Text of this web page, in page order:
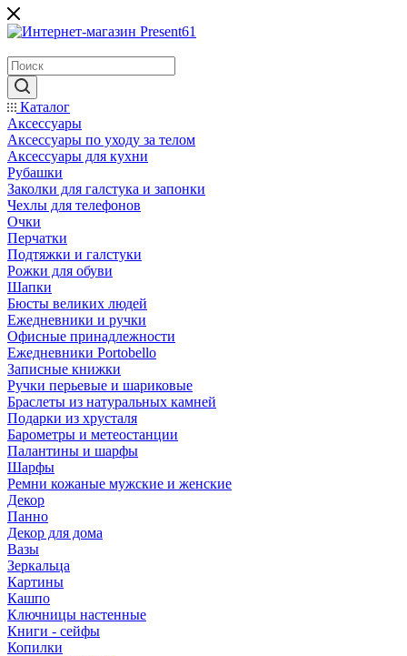
Каталог
Аксессуары
Аксессуары по уходу за телом
Аксессуары для кухни
Рубашки
Заколки для галстука и запонки
Чехлы для телефонов
Очки
Перчатки
Подтяжки и галстуки
Рожки для обуви
Шапки
Бюсты великих людей
Ежедневники и ручки
Офисные принадлежности
Ежедневники Portobello
Записные книжки
Ручки перьевые и шариковые
Браслеты из натуральных камней
Подарки из хрусталя
Барометры и метеостанции
Палантины и шарфы
Шарфы
Ремни кожаные мужские и женские
Декор
Панно
Декор для дома
Вазы
Зеркальца
Картины
Кашпо
Ключницы настенные
Книги - сейфы
Копилки